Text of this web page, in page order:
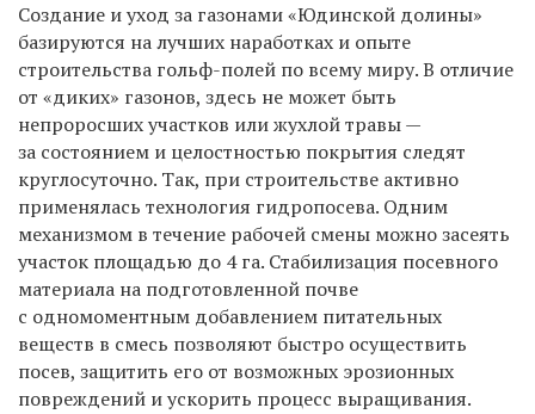
Создание и уход за газонами «Юдинской долины»
базируются на лучших наработках и опыте
строительства гольф-полей по всему миру. В отличие
от «диких» газонов, здесь не может быть
непроросших участков или жухлой травы —
за состоянием и целостностью покрытия следят
круглосуточно. Так, при строительстве активно
применялась технология гидропосева. Одним
механизмом в течение рабочей смены можно засеять
участок площадью до 4 га. Стабилизация посевного
материала на подготовленной почве
с одномоментным добавлением питательных
веществ в смесь позволяют быстро осуществить
посев, защитить его от возможных эрозионных
повреждений и ускорить процесс выращивания.